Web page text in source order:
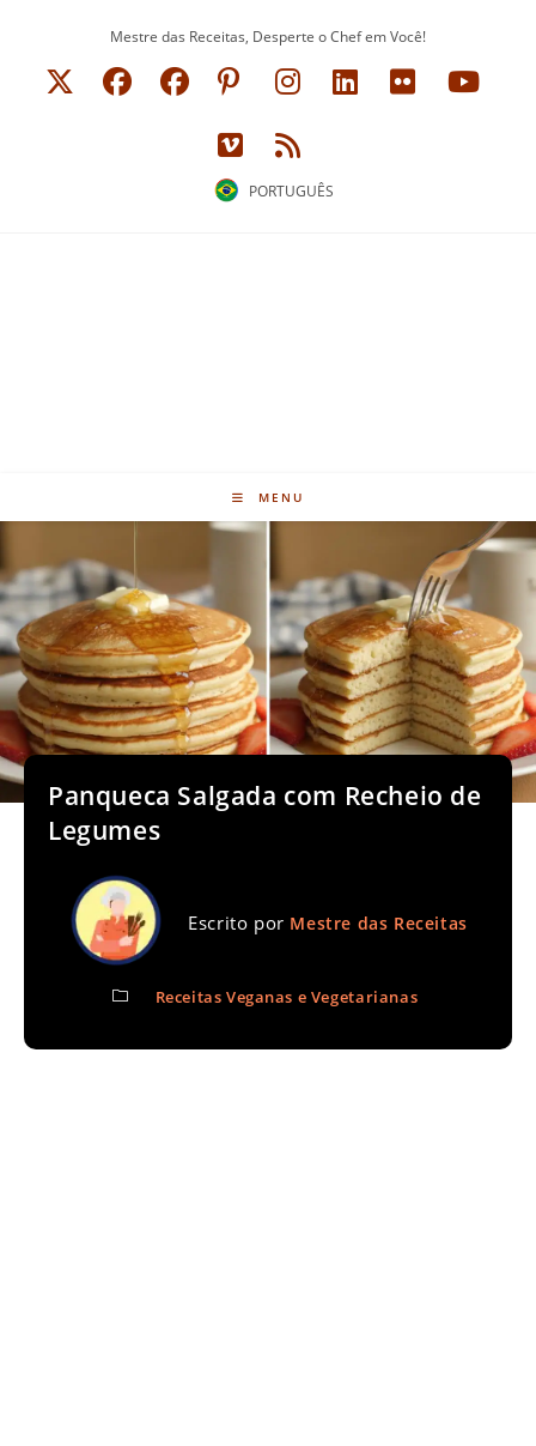
Mestre das Receitas, Desperte o Chef em Você!
PORTUGUÊS
MENU
Panqueca Salgada com Recheio de
Legumes
Escrito por Mestre das Receitas
Receitas Veganas e Vegetarianas